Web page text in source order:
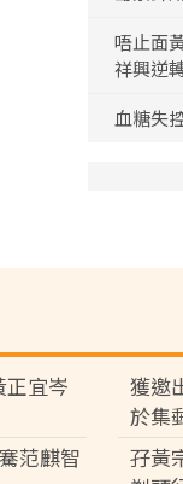
唔止面
祥興逆
血糖失
正宜岑
獲邀
於集
范麒智
孖黃